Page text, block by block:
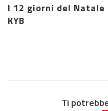
I 12 giorni del Natale
KYB
Ti